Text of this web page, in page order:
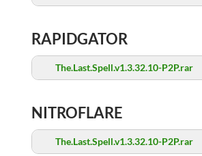
RAPIDGATOR
The.Last.Spell.v1.3.32.10-P2P.rar
NITROFLARE
The.Last.Spell.v1.3.32.10-P2P.rar